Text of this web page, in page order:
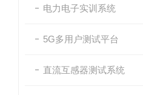
电力电子实训系统
5G多用户测试平台
直流互感器测试系统